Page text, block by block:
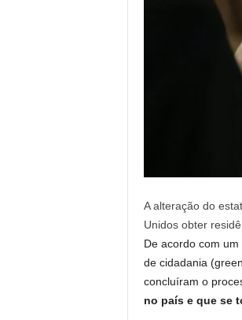
A alteração do
Unidos obter
De acordo com
de cidadania
concluíram o
no país e que se